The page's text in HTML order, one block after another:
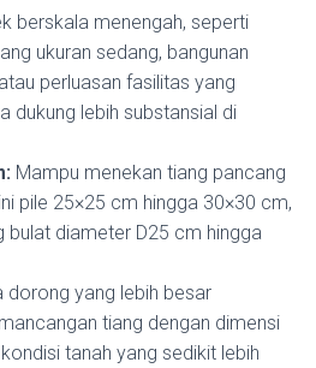
berskala menengah, seperti
ukuran sedang, bangunan
perluasan fasilitas yang
dukung lebih substansial di
Mampu menekan tiang pancang
pile 25×25 cm hingga 30×30 cm,
bulat diameter D25 cm hingga
dorong yang lebih besar
tiang dengan dimensi
tanah yang sedikit lebih